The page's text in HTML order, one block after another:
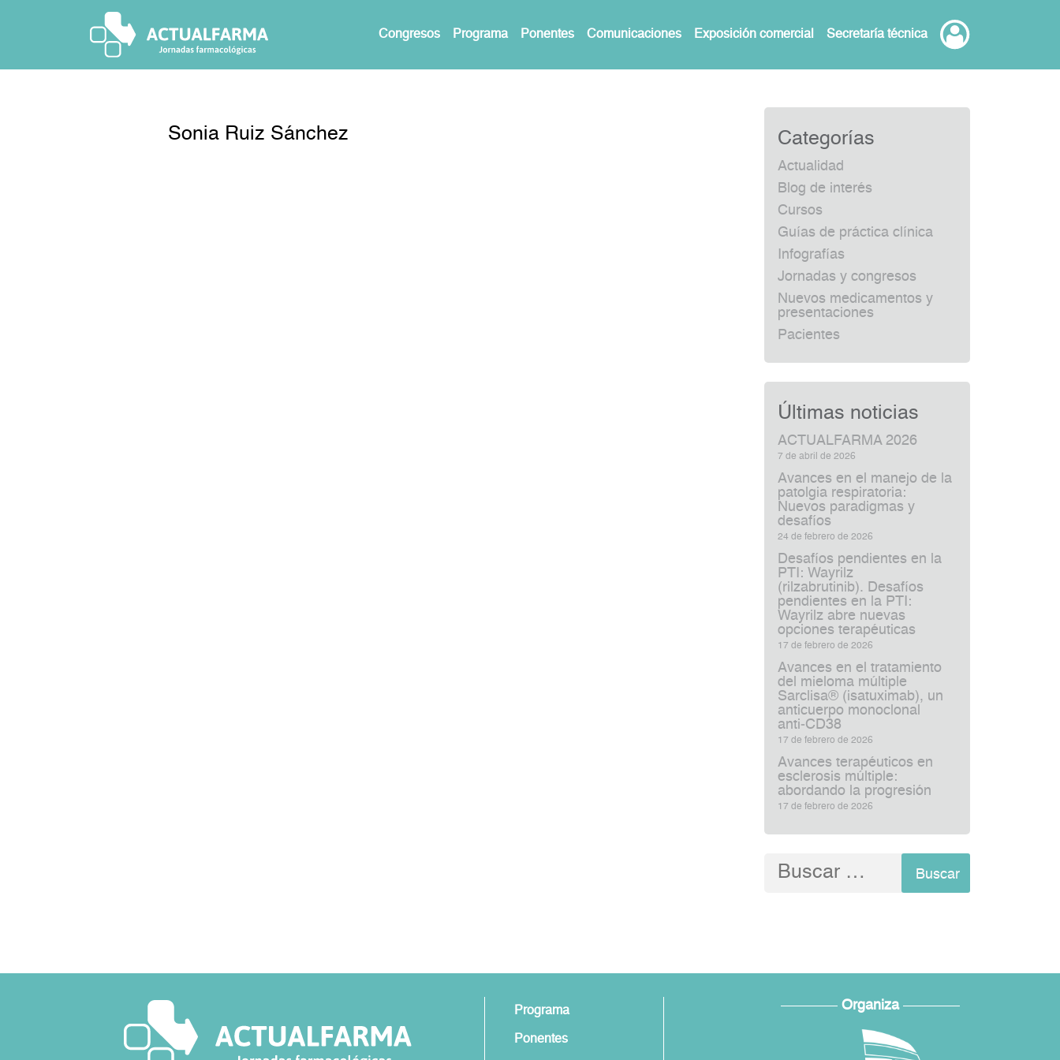
Congresos Programa Ponentes Comunicaciones Exposición comercial Secretaría técnica
Sonia Ruiz Sánchez Categorías
Actualidad
Blog de interés
Cursos
Guías de práctica clínica
Infografías
Jornadas y congresos
Nuevos medicamentos y
presentaciones
Pacientes
Últimas noticias
ACTUALFARMA 2026
7 de abril de 2026
Avances en el manejo de la
patolgia respiratoria:
Nuevos paradigmas y
desafíos
24 de febrero de 2026
Desafíos pendientes en la
PTI: Wayrilz
(rilzabrutinib). Desafíos
pendientes en la PTI:
Wayrilz abre nuevas
opciones terapéuticas
17 de febrero de 2026
Avances en el tratamiento
del mieloma múltiple
Sarclisa® (isatuximab), un
anticuerpo monoclonal
anti‑CD38
17 de febrero de 2026
Avances terapéuticos en
esclerosis múltiple:
abordando la progresión
17 de febrero de 2026
Buscar:
Programa
Ponentes
Organiza